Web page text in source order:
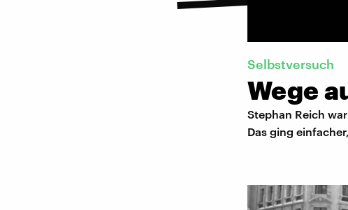
Selbstversuch
Wege
Stephan Reich
Das ging